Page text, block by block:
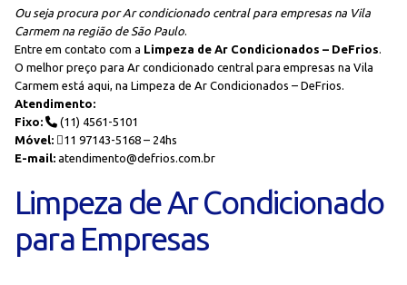
Ou seja procura por Ar condicionado central para empresas na Vila
Carmem na região de São Paulo.
Entre em contato com a Limpeza de Ar Condicionados – DeFrios.
O melhor preço para Ar condicionado central para empresas na Vila
Carmem está aqui, na Limpeza de Ar Condicionados – DeFrios.
Atendimento:
Fixo:
(11) 4561-5101
Móvel:
11 97143-5168 – 24hs
E-mail: atendimento@defrios.com.br
Limpeza de Ar Condicionado
para Empresas